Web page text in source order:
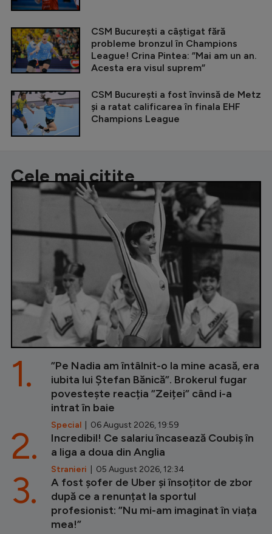
CSM București a câștigat fără
probleme bronzul în Champions
League! Crina Pintea: ”Mai am un an.
Acesta era visul suprem”
CSM București a fost învinsă de Metz
și a ratat calificarea în finala EHF
Champions League
Cele mai citite
”Pe Nadia am întâlnit-o la mine acasă, era
iubita lui Ștefan Bănică”. Brokerul fugar
povestește reacția ”Zeiței” când i-a
intrat în baie
Special | 06 August 2026, 19:59
1.
Incredibil! Ce salariu încasează Coubiș în
a liga a doua din Anglia
Stranieri | 05 August 2026, 12:34
2.
A fost șofer de Uber și însoțitor de zbor
după ce a renunțat la sportul
profesionist: ”Nu mi-am imaginat în viața
mea!”
3.